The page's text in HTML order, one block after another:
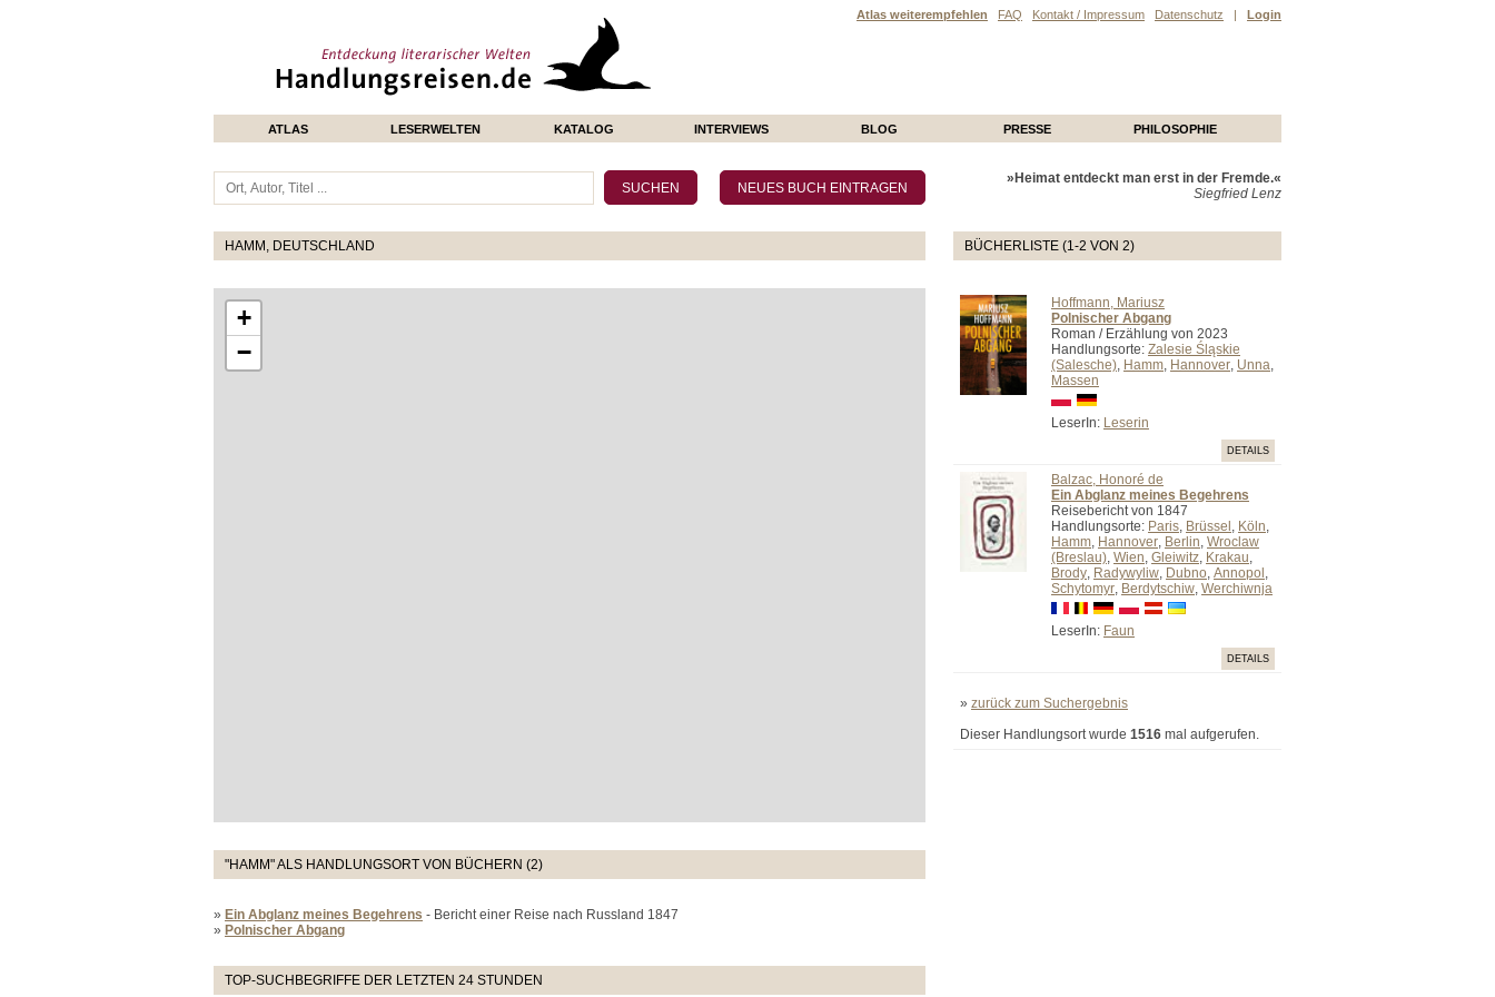
Atlas weiterempfehlen FAQ Kontakt / Impressum Datenschutz | Login
ATLAS LESERWELTEN KATALOG INTERVIEWS BLOG PRESSE PHILOSOPHIE
HAMM, DEUTSCHLAND
+
−
"HAMM" ALS HANDLUNGSORT VON BÜCHERN (2)
» Ein Abglanz meines Begehrens - Bericht einer Reise nach Russland 1847
» Polnischer Abgang
TOP-SUCHBEGRIFFE DER LETZTEN 24 STUNDEN
»Heimat entdeckt man erst in der Fremde.«
Siegfried Lenz
BÜCHERLISTE (1-2 VON 2)
Hoffmann, Mariusz
Polnischer Abgang
Roman / Erzählung von 2023
Handlungsorte: Zalesie Śląskie
(Salesche), Hamm, Hannover, Unna,
Massen
LeserIn: Leserin
DETAILS
Balzac, Honoré de
Ein Abglanz meines Begehrens
Reisebericht von 1847
Handlungsorte: Paris, Brüssel , Köln,
Hamm, Hannover, Berlin, Wroclaw
(Breslau), Wien, Gleiwitz, Krakau,
Brody, Radywyliw, Dubno, Annopol ,
Schytomyr, Berdytschiw, Werchiwnja
LeserIn: Faun
DETAILS
» zurück zum Suchergebnis
Dieser Handlungsort wurde 1516 mal aufgerufen.